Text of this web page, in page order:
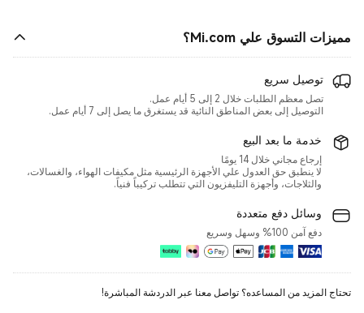
مميزات التسوق علي Mi.com؟
توصيل سريع
التوصيل إلى بعض المناطق النائية قد يستغرق ما يصل إلى 7 أيام عمل.
خدمة ما بعد البيع
لا ينطبق حق العدول علي الأجهزة الرئيسية مثل مكيفات الهواء، والغسالات،
والثلاجات، وأجهزة التليفزيون التي تتطلب تركيباً فنياً.
وسائل دفع متعددة
دفع آمن 100% وسهل وسريع
تحتاج المزيد من المساعده؟ تواصل معنا عبر الدردشة المباشرة!